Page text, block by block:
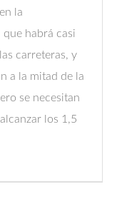
la
habrá casi
carreteras, y
a la mitad de la
se necesitan
los 1,5